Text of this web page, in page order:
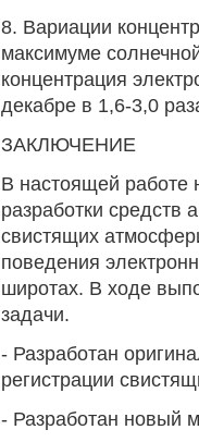
8. Вариации
максимуме
концентрация
декабре в 1,6-3,0
ЗАКЛЮЧЕНИЕ
В настоящей работе
разработки средств
свистящих
поведения
широтах. В ходе
задачи.
- Разработан
регистрации
- Разработан новый